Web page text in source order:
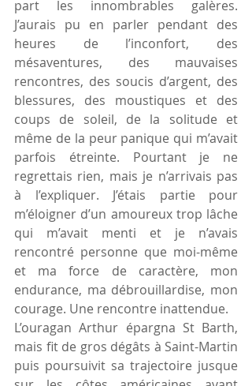
part les innombrables galères.
J’aurais pu en parler pendant des
heures de l’inconfort, des
mésaventures, des mauvaises
rencontres, des soucis d’argent, des
blessures, des moustiques et des
coups de soleil, de la solitude et
même de la peur panique qui m’avait
parfois étreinte. Pourtant je ne
regrettais rien, mais je n’arrivais pas
à l’expliquer. J’étais partie pour
m’éloigner d’un amoureux trop lâche
qui m’avait menti et je n’avais
rencontré personne que moi-même
et ma force de caractère, mon
endurance, ma débrouillardise, mon
courage. Une rencontre inattendue.
L’ouragan Arthur épargna St Barth,
mais fit de gros dégâts à Saint-Martin
puis poursuivit sa trajectoire jusque